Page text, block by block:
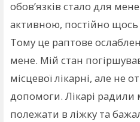
обов’язків стало для
активною, постійно щось
Тому це раптове
мене. Мій стан
місцевої лікарні, але не
допомоги. Лікарі радили
полежати в ліжку та